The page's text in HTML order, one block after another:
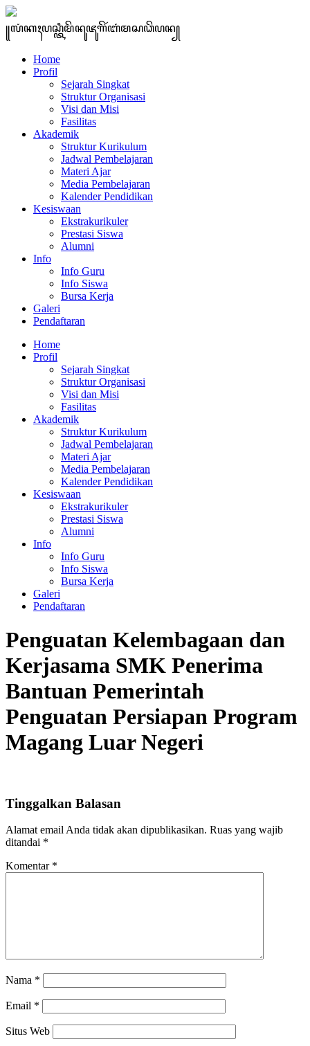
꧋ꦭꦁꦏꦃꦥꦱ꧀ꦠꦶꦩꦼꦤꦸꦗꦸꦒꦼꦂꦧꦁꦩꦱꦣꦼꦥꦤ꧀
Home
Profil
Sejarah Singkat
Struktur Organisasi
Visi dan Misi
Fasilitas
Akademik
Struktur Kurikulum
Jadwal Pembelajaran
Materi Ajar
Media Pembelajaran
Kalender Pendidikan
Kesiswaan
Ekstrakurikuler
Prestasi Siswa
Alumni
Info
Info Guru
Info Siswa
Bursa Kerja
Galeri
Pendaftaran
Home
Profil
Sejarah Singkat
Struktur Organisasi
Visi dan Misi
Fasilitas
Akademik
Struktur Kurikulum
Jadwal Pembelajaran
Materi Ajar
Media Pembelajaran
Kalender Pendidikan
Kesiswaan
Ekstrakurikuler
Prestasi Siswa
Alumni
Info
Info Guru
Info Siswa
Bursa Kerja
Galeri
Pendaftaran
Penguatan Kelembagaan dan
Kerjasama SMK Penerima
Bantuan Pemerintah
Penguatan Persiapan Program
Magang Luar Negeri
Tinggalkan Balasan
Alamat email Anda tidak akan dipublikasikan. Ruas yang wajib
ditandai *
Komentar *
Nama *
Email *
Situs Web